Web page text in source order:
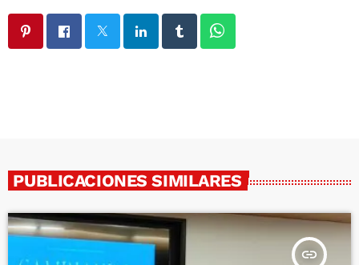
PUBLICACIONES SIMILARES
insert_link